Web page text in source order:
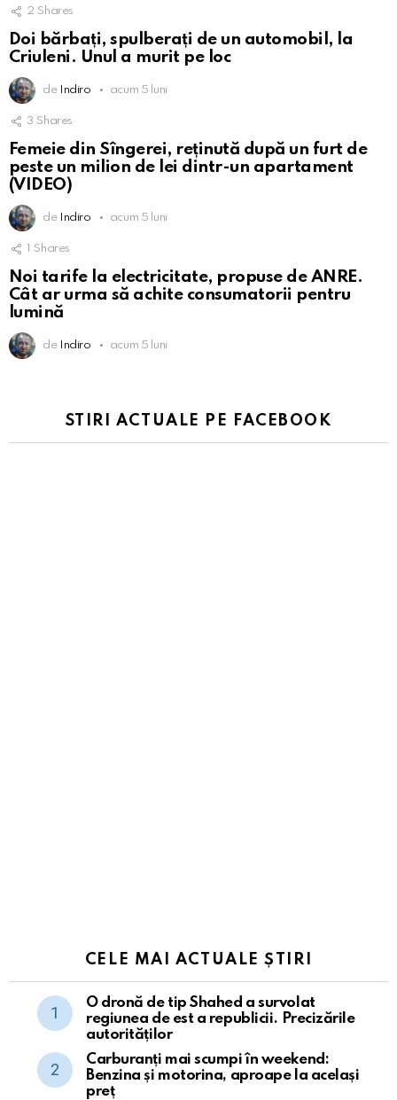
2 Shares
Doi bărbați, spulberați de un automobil, la
Criuleni. Unul a murit pe loc
de Indiro acum 5 luni
3 Shares
Femeie din Sîngerei, reținută după un furt de
peste un milion de lei dintr-un apartament
(VIDEO)
de Indiro acum 5 luni
1 Shares
Noi tarife la electricitate, propuse de ANRE.
Cât ar urma să achite consumatorii pentru
lumină
de Indiro acum 5 luni
STIRI ACTUALE PE FACEBOOK
CELE MAI ACTUALE ȘTIRI
O dronă de tip Shahed a survolat
regiunea de est a republicii. Precizările
autorităților
Carburanți mai scumpi în weekend:
Benzina și motorina, aproape la același
preț